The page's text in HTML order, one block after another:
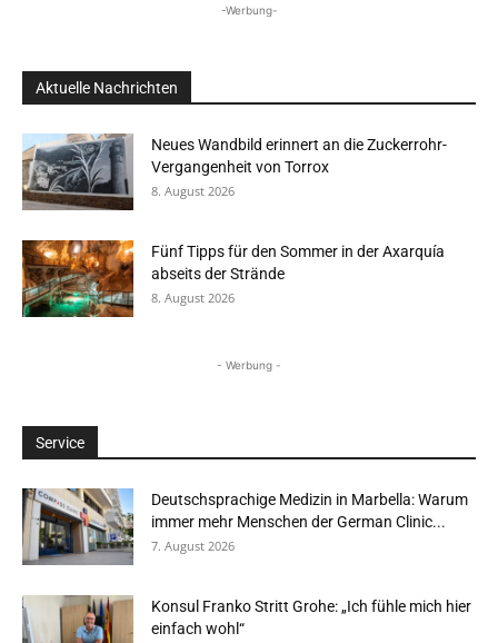
-Werbung-
Aktuelle Nachrichten
Neues Wandbild erinnert an die Zuckerrohr-
Vergangenheit von Torrox
8. August 2026
Fünf Tipps für den Sommer in der Axarquía
abseits der Strände
8. August 2026
- Werbung -
Service
Deutschsprachige Medizin in Marbella: Warum
immer mehr Menschen der German Clinic...
7. August 2026
Konsul Franko Stritt Grohe: „Ich fühle mich hier
einfach wohl“